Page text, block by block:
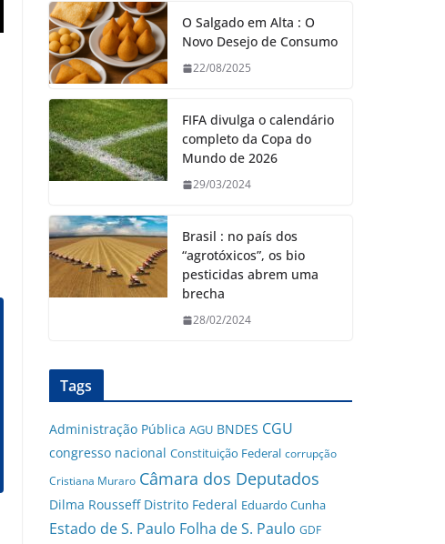
O Salgado em Alta : O
Novo Desejo de Consumo
22/08/2025
FIFA divulga o calendário
completo da Copa do
Mundo de 2026
29/03/2024
Brasil : no país dos
“agrotóxicos”, os bio
pesticidas abrem uma
brecha
28/02/2024
Tags
Administração Pública AGU BNDES CGU
congresso nacional Constituição Federal corrupção
Cristiana Muraro Câmara dos Deputados
Dilma Rousseff Distrito Federal Eduardo Cunha
Estado de S. Paulo Folha de S. Paulo GDF